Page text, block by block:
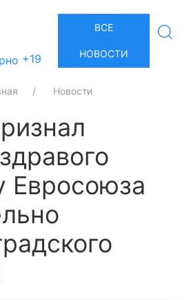
+19
ВСЕ
НОВОСТИ
Новости
Евросоюза